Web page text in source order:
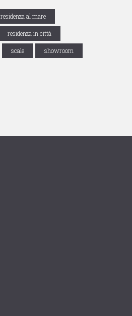
residenza al mare
residenza in città
scale showroom